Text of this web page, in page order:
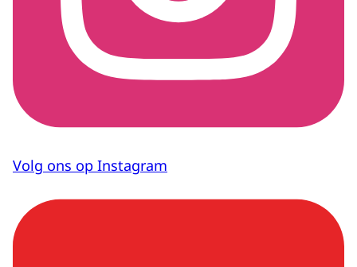
Volg ons op Instagram